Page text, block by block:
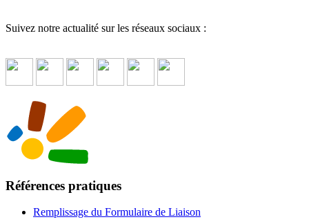
Suivez notre actualité sur les réseaux sociaux :
Références pratiques
Remplissage du Formulaire de Liaison